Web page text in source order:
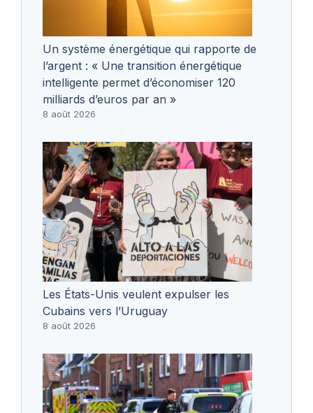
Un système énergétique qui rapporte de
l’argent : « Une transition énergétique
intelligente permet d’économiser 120
milliards d’euros par an »
8 août 2026
Les États-Unis veulent expulser les
Cubains vers l’Uruguay
8 août 2026